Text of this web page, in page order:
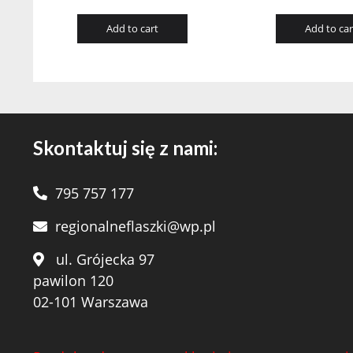
Add to cart Add to
Skontaktuj się z nami:
795 757 177
regionalneflaszki@wp.pl
ul. Grójecka 97
pawilon 120
02-101 Warszawa